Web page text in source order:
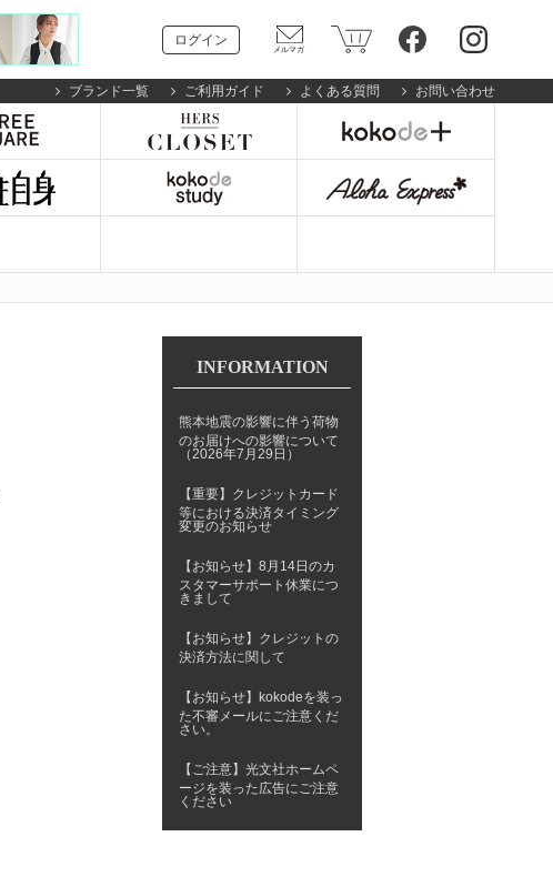
ログイン
ブランド一覧 ご利用ガイド よくある質問 お問い合わせ
INFORMATION
熊本地震の影響に伴う荷物
のお届けへの影響について
（2026年7月29日）
【重要】クレジットカード
等における決済タイミング
変更のお知らせ
【お知らせ】8月14日のカ
スタマーサポート休業につ
きまして
【お知らせ】クレジットの
決済方法に関して
【お知らせ】kokodeを装っ
た不審メールにご注意くだ
さい。
【ご注意】光文社ホームペ
ージを装った広告にご注意
ください